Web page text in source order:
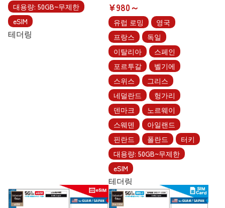
대용량: 50GB~무제한
eSIM
테더링
¥980～
유럽 로밍
영국
프랑스
독일
이탈리아
스페인
포르투갈
벨기에
스위스
그리스
네덜란드
헝가리
덴마크
노르웨이
스웨덴
아일랜드
핀란드
폴란드
터키
대용량: 50GB~무제한
eSIM
테더링